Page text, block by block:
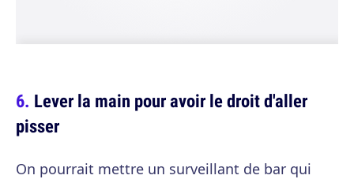
Lever la main pour avoir le droit d'aller
pisser
On pourrait mettre un surveillant de bar qui